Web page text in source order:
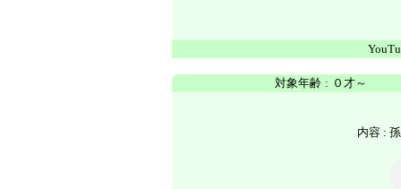
対象年齢 : ０才～
内容 :